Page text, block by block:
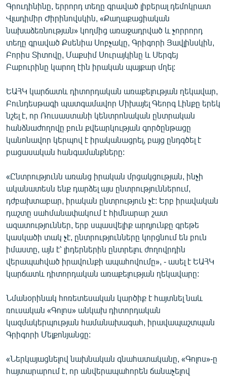
«Ազատության» բոլոր կայքերը
Գրուդինինը, երրորդ տեղը գրաված լիբերալ դեմոկրատ
Վլադիմիր Ժիրինովսկին, «Քաղաքացիական
նախաձեռնության» կողմից առաջադրված և չորրորդ
տեղը գրաված Քսենիա Սոբչակը, Գրիգորի Յավլինսկին,
Բորիս Տիտովը, Մաքսիմ Սուրայկինը և Սերգեյ
Բաբուրինը կարող էին իրական պայքար մղել:
ԵԱՀԿ կարճատև դիտորդական առաքելության ղեկավար,
Բունդեսթագի պատգամավոր Միխայել Գեորգ Լինքը երեկ
նշել է, որ Ռուսաստանի կենտրոնական ընտրական
հանձնաժողովը բուն քվեարկության գործընթացը
կանոնավոր կերպով է իրականացրել, բայց ընդգծել է
բացասական հանգամանքները:
«Ընտրությունն առանց իրական մրցակցության, ինչի
ականատեսն ենք դարձել այս ընտրություններում,
դժբախտաբար, իրական ընտրություն չէ: Երբ իրավական
դաշտը սահմանափակում է հիմնարար շատ
ազատություններ, երբ սպասվելիք արդյունքը գրեթե
կասկածի տակ չէ, ընտրությունները կորցնում են բուն
իմաստը, այն է՝ լիդերներին ընտրելու ժողովրդին
վերապահված իրավունքի ապահովումը», - ասել է ԵԱՀԿ
կարճատև դիտորդական առաքելության ղեկավարը:
Նմանօրինակ հոռետեսական կարծիք է հայտնել նաև
ռուսական «Գոլոս» անկախ դիտորդական
կազմակերպության համանախագահ, իրավապաշտպան
Գրիգորի Մելքոնյանցը:
«Ներկայացնելով նախնական գնահատականը, «Գոլոս»-ը
հայտարարում է, որ անվերապահորեն ճանաչելով